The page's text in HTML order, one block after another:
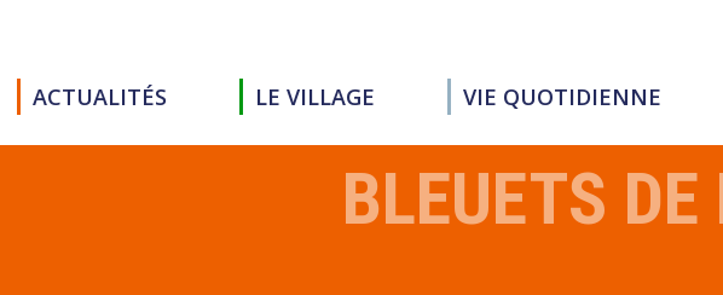
ACTUALITÉS LE VILLAGE VIE QUOTIDIENNE
BLEUETS DE